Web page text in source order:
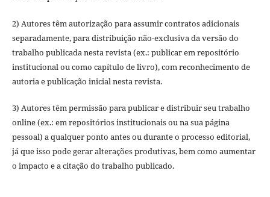
2) Autores têm autorização para assumir contratos adicionais
separadamente, para distribuição não-exclusiva da versão do
trabalho publicada nesta revista (ex.: publicar em repositório
institucional ou como capítulo de livro), com reconhecimento de
autoria e publicação inicial nesta revista.
3) Autores têm permissão para publicar e distribuir seu trabalho
online (ex.: em repositórios institucionais ou na sua página
pessoal) a qualquer ponto antes ou durante o processo editorial,
já que isso pode gerar alterações produtivas, bem como aumentar
o impacto e a citação do trabalho publicado.